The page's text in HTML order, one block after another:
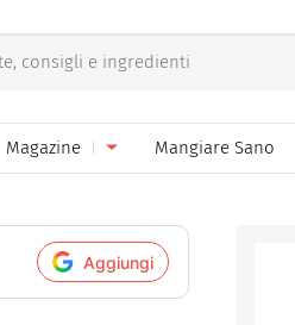
Magazine Mangiare Sano
Aggiungi